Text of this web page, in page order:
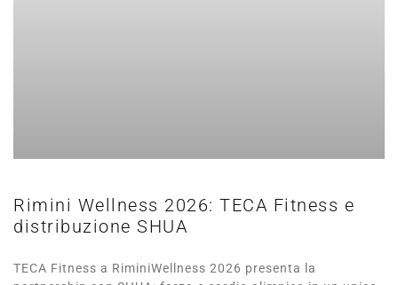
Rimini Wellness 2026: TECA Fitness e
distribuzione SHUA
TECA Fitness a RiminiWellness 2026 presenta la